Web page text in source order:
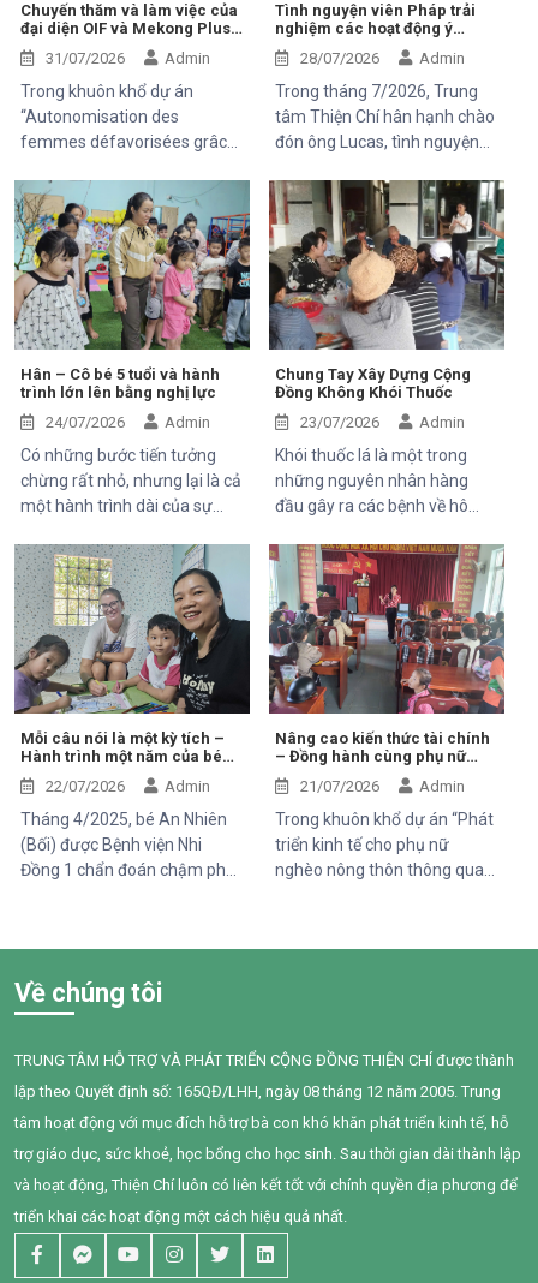
Chuyến thăm và làm việc của
đại diện OIF và Mekong Plus
tại cộng đồng dự án
31/07/2026 Admin
Trong khuôn khổ dự án
“Autonomisation des
femmes défavorisées grâce
économique et à l'accès aux
soins de santé 2025–2028”,
Trung tâm Thiện Chí vinh dự
đón tiếp ông Kaloyan Kolev,
đại diện đơn vị tài trợ
Organisation internationale
de la Francophonie (OIF), và
ông Bernard Kervyn, đại diện
Mekong Plus, trong chuyến
công tác tại xã Tánh Linh, Bắc
Ruộng và Hàm Kiệm, tỉnh
Lâm Đồng.
Tình nguyện viên Pháp trải
nghiệm các hoạt động ý
nghĩa tại Trung tâm Thiện Chí
28/07/2026 Admin
Trong tháng 7/2026, Trung
tâm Thiện Chí hân hạnh chào
đón ông Lucas, tình nguyện
chuyến thăm và trải nghiệm
các hoạt động của dự án do
Mekong Plus tài trợ tại địa
phương.
Hân – Cô bé 5 tuổi và hành
trình lớn lên bằng nghị lực
24/07/2026
Admin
Có những bước tiến tưởng
chừng rất nhỏ, nhưng lại là cả
một hành trình dài của sự
vọng. Hân, cô bé 5 tuổi với nụ
cười trong trẻo, đã đến với
Trung tâm trong những ngày
đầu mang theo rất nhiều thử
thách. Ngay từ khi chào đời,
em phải đối mặt với nhiều vấn
đề về sức khỏe, khiến quá
trình phát triển chậm hơn so
với các bạn cùng trang lứa.
Những điều tưởng như rất
bình thường đối với một đứa
trẻ lại là những cột mốc đầy
gian nan đối với em.
Chung Tay Xây Dựng Cộng
Đồng Không Khói Thuốc
23/07/2026
Admin
Khói thuốc lá là một trong
những nguyên nhân hàng
đầu gây ra các bệnh về hô
Điều đáng lo ngại là không chỉ
người hút thuốc bị ảnh hưởng
mà những người xung quanh,
đặc biệt là trẻ em, phụ nữ
mang thai và người cao tuổi,
cũng phải đối mặt với nhiều
nguy cơ sức khỏe do hít phải
khói thuốc thụ động.
Mỗi câu nói là một kỳ tích –
Hành trình một năm của bé
An Nhiên (Bối)
22/07/2026 Admin
Tháng 4/2025, bé An Nhiên
(Bối) được Bệnh viện Nhi
Đồng 1 chẩn đoán chậm phát
gặp nhiều khó khăn trong
đạt nhu cầu của mình. Sau
một năm can thiệp với sự
đồng hành tận tâm của các
cô giáo, sự kiên trì của gia
đình và nỗ lực không ngừng
của chính Bối, em đã có
những bước tiến đầy tự hào.
Nâng cao kiến thức tài chính
– Đồng hành cùng phụ nữ
phát triển sinh kế bền vững
21/07/2026 Admin
Trong khuôn khổ dự án “Phát
triển kinh tế cho phụ nữ
nghèo nông thôn thông qua
khỏe giai đoạn 2025–2028”
kiến thức về quản lý chi tiêu
trong gia đình cho 95 phụ nữ
tại xã Tân Thành,Hàm Thuận
Nam.
Về chúng tôi
TRUNG TÂM HỖ TRỢ VÀ PHÁT TRIỂN CỘNG ĐỒNG THIỆN CHÍ được thành
lập theo Quyết định số: 165QĐ/LHH, ngày 08 tháng 12 năm 2005. Trung
tâm hoạt động với mục đích hỗ trợ bà con khó khăn phát triển kinh tế, hỗ
trợ giáo dục, sức khoẻ, học bổng cho học sinh. Sau thời gian dài thành lập
và hoạt động, Thiện Chí luôn có liên kết tốt với chính quyền địa phương để
triển khai các hoạt động một cách hiệu quả nhất.